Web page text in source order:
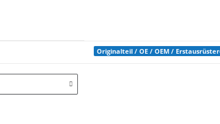
Originalteil / OE / OEM /